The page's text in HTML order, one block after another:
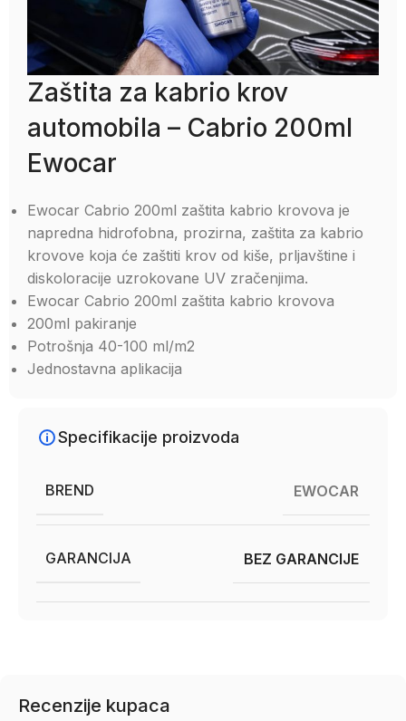
Zaštita za kabrio krov
automobila – Cabrio 200ml
Ewocar
Ewocar Cabrio 200ml zaštita kabrio krovova je
napredna hidrofobna, prozirna, zaštita za kabrio
krovove koja će zaštiti krov od kiše, prljavštine i
diskoloracije uzrokovane UV zračenjima.
Ewocar Cabrio 200ml zaštita kabrio krovova
200ml pakiranje
Potrošnja 40-100 ml/m2
Jednostavna aplikacija
Specifikacije proizvoda
BREND EWOCAR
GARANCIJA BEZ GARANCIJE
Recenzije kupaca